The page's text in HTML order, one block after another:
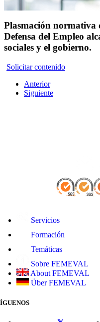
Plasmación normativa
Defensa del Empleo
sociales y el gobierno.
Solicitar contenido
Anterior
Siguiente
Servicios
Formación
Temáticas
Sobre FEMEVAL
About FEMEVAL
Über FEMEVAL